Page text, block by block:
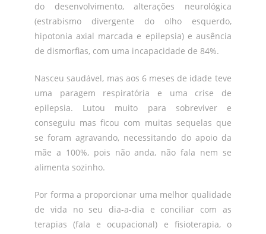
do desenvolvimento, alterações neurológica
(estrabismo divergente do olho esquerdo,
hipotonia axial marcada e epilepsia) e ausência
de dismorfias, com uma incapacidade de 84%.
Nasceu saudável, mas aos 6 meses de idade teve
uma paragem respiratória e uma crise de
epilepsia. Lutou muito para sobreviver e
conseguiu mas ficou com muitas sequelas que
se foram agravando, necessitando do apoio da
mãe a 100%, pois não anda, não fala nem se
alimenta sozinho.
Por forma a proporcionar uma melhor qualidade
de vida no seu dia-a-dia e conciliar com as
terapias (fala e ocupacional) e fisioterapia, o